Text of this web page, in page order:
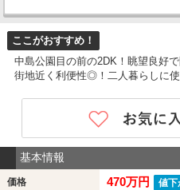
ここがおすすめ！
中島公園目の前の2DK！眺望良好
街地近く利便性◎！二人暮らしに使
基本情報
価格 470万円 値下